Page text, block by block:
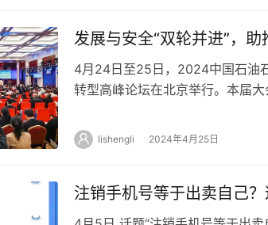
发展与安全“双轮并进”，
4月24日至25日，2024中国石油
转型高峰论坛在北京举行。本届
lishengli 2024年4月25日
注销手机号等于出卖自己